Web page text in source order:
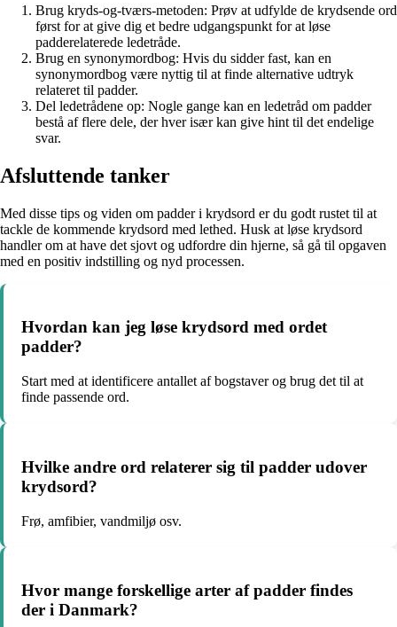
Brug kryds-og-tværs-metoden: Prøv at udfylde de krydsende ord
først for at give dig et bedre udgangspunkt for at løse
padderelaterede ledetråde.
Brug en synonymordbog: Hvis du sidder fast, kan en
synonymordbog være nyttig til at finde alternative udtryk
relateret til padder.
Del ledetrådene op: Nogle gange kan en ledetråd om padder
bestå af flere dele, der hver især kan give hint til det endelige
svar.
Afsluttende tanker
Med disse tips og viden om padder i krydsord er du godt rustet til at
tackle de kommende krydsord med lethed. Husk at løse krydsord
handler om at have det sjovt og udfordre din hjerne, så gå til opgaven
med en positiv indstilling og nyd processen.
Hvordan kan jeg løse krydsord med ordet
padder?
Start med at identificere antallet af bogstaver og brug det til at
finde passende ord.
Hvilke andre ord relaterer sig til padder udover
krydsord?
Frø, amfibier, vandmiljø osv.
Hvor mange forskellige arter af padder findes
der i Danmark?